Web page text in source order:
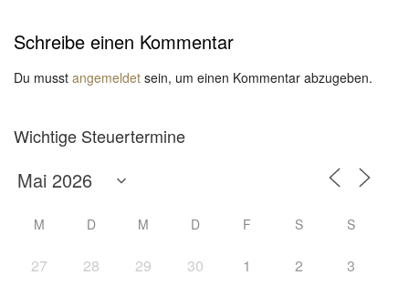
Schreibe einen Kommentar
Du musst angemeldet sein, um einen Kommentar abzugeben.
Wichtige Steuertermine
M D M D F S S
27 28 29 30 1 2 3